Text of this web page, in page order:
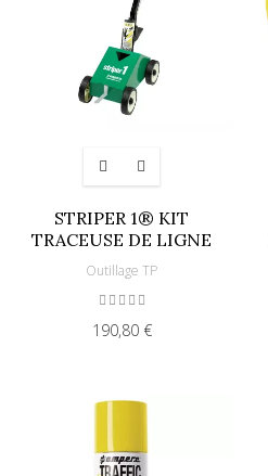
STRIPER 1® KIT
TRACEUSE DE LIGNE
Outillage TP
190,80 €